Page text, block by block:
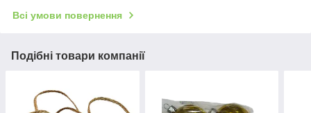
Всі умови повернення
Подібні товари компанії